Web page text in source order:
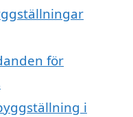
för
i